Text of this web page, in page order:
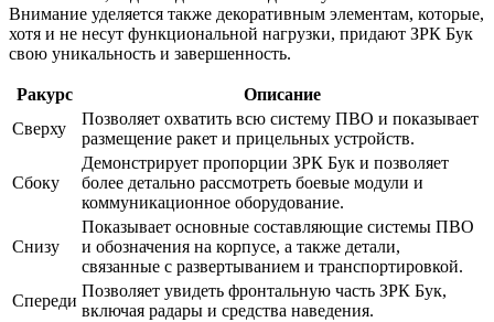
Внимание уделяется также декоративным элементам, которые,
хотя и не несут функциональной нагрузки, придают ЗРК Бук
свою уникальность и завершенность.
Ракурс
Описание
Сверху
Позволяет охватить всю систему ПВО и показывает
размещение ракет и прицельных устройств.
Сбоку
Демонстрирует пропорции ЗРК Бук и позволяет
более детально рассмотреть боевые модули и
коммуникационное оборудование.
Снизу
Показывает основные составляющие системы ПВО
и обозначения на корпусе, а также детали,
связанные с развертыванием и транспортировкой.
Спереди
Позволяет увидеть фронтальную часть ЗРК Бук,
включая радары и средства наведения.